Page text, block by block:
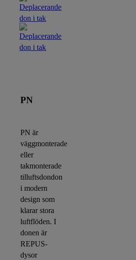
PN
PN är
väggmonterade
eller
takmonterade
tilluftsdondon
i modern
design som
klarar stora
luftflöden. I
donen är
REPUS-
dysor